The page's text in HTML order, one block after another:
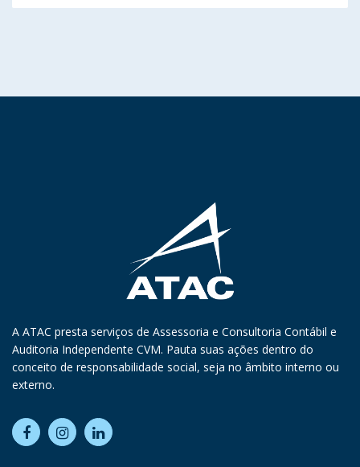
A ATAC presta serviços de Assessoria e Consultoria Contábil e
Auditoria Independente CVM. Pauta suas ações dentro do
conceito de responsabilidade social, seja no âmbito interno ou
externo.